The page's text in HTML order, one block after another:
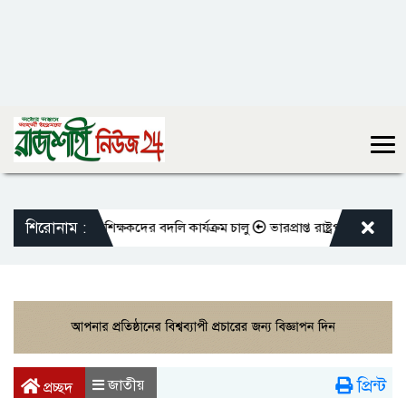
শিরোনাম :
শিক্ষকদের বদলি কার্যক্রম চালু ভারপ্রাপ্ত রাষ্ট্রপতিকে শুভেচ্ছা
প্রচ্ছদ জাতীয় প্রিন্ট